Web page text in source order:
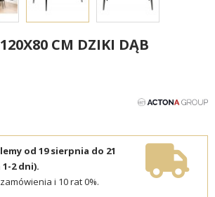
CM DZIKI DĄB
od 19 sierpnia do 21
2 dni).
i 10 rat 0%.